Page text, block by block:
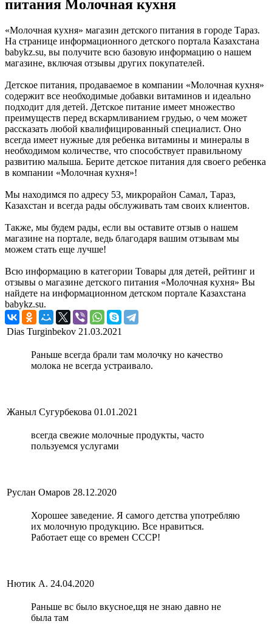
питания Молочная кухня
«Молочная кухня» магазин детского питания в городе Тараз.
На странице информационного детского портала Казахстана
babykz.su, вы получите всю базовую информацию о нашем
магазине, включая отзывы других покупателей.
Детское питания, продаваемое в компании «Молочная кухня»
содержит все необходимые добавки витаминов и идеально
подходит для детей. Детское питание имеет множество
преимуществ перед вскармливанием грудью, о чем может
рассказать любой квалифицированный специалист. Оно
всегда имеет нужные для ребенка витамины и минералы в
необходимом количестве, что способствует правильному
развитию малыша. Берите детское питания для своего ребенка
в компании «Молочная кухня»!
Мы находимся по адресу 53, микрорайон Самал, Тараз,
Казахстан и всегда рады обслуживать там своих клиентов.
Также, мы будем рады, если вы оставите отзыв о нашем
магазине на портале, ведь благодаря вашим отзывам мы
можем стать еще лучше!
Всю информацию в категории Товары для детей, рейтинг и
отзывы о магазине детского питания «Молочная кухня» Вы
найдете на информационном детском портале Казахстана
babykz.su.
Dias Turginbekov 21.03.2021
Раньше всегда брали там молочку но качество
молока не всегда устраивало.
Жаныл Сугурбекова 01.01.2021
всегда свежие молочные продукты, часто
пользуемся услугами
Руслан Омаров 28.12.2020
Хорошее заведение. Я самого детства употребляю
их молочную продукцию. Все нравиться.
Работает еще со времен СССР!
Нютик А. 24.04.2020
Раньше вс было вкусное,щя не знаю давно не
была там